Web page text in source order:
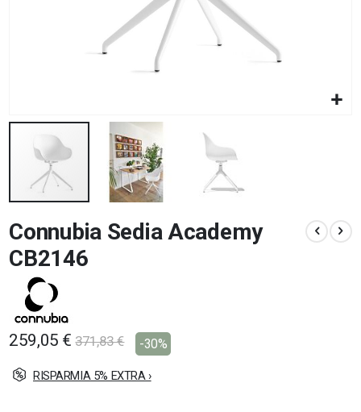
all'inizio
della
galleria
immagini
Connubia Sedia Academy
CB2146
259,05 € 371,83 € -30%
RISPARMIA 5% EXTRA ›